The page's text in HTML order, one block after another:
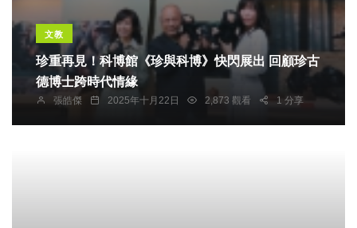
文教
珍重再見！科博館《珍與科博》快閃展出 回顧珍古
德博士跨時代情緣
張皓傑 2025年十月22日 2,873 觀看 1 分享